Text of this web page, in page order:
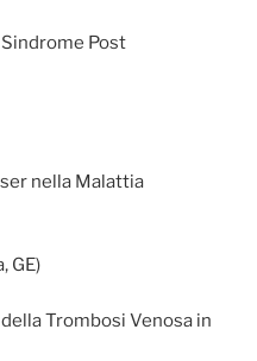
Post
nella Malattia
GE)
Trombosi Venosa in